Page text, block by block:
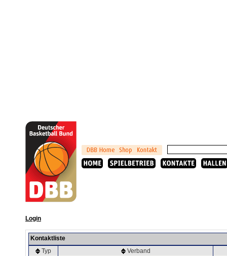
Login
Kontaktliste
Typ
Verband